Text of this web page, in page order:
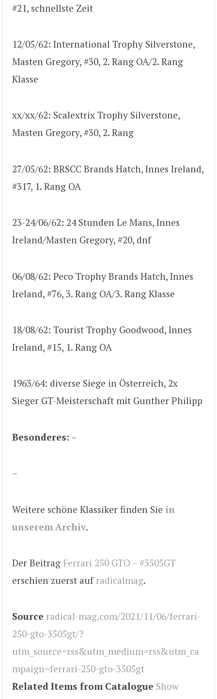
#21, schnellste Zeit
12/05/62: International Trophy Silverstone,
Masten Gregory, #30, 2. Rang OA/2. Rang
Klasse
xx/xx/62: Scalextrix Trophy Silverstone,
Masten Gregory, #30, 2. Rang
27/05/62: BRSCC Brands Hatch, Innes Ireland,
#317, 1. Rang OA
23-24/06/62: 24 Stunden Le Mans, Innes
Ireland/Masten Gregory, #20, dnf
06/08/62: Peco Trophy Brands Hatch, Innes
Ireland, #76, 3. Rang OA/3. Rang Klasse
18/08/62: Tourist Trophy Goodwood, Innes
Ireland, #15, 1. Rang OA
1963/64: diverse Siege in Österreich, 2x
Sieger GT-Meisterschaft mit Gunther Philipp
Besonderes: –
–
Weitere schöne Klassiker finden Sie in
unserem Archiv.
Der Beitrag Ferrari 250 GTO – #3505GT
erschien zuerst auf radicalmag.
Source radical-mag.com/2021/11/06/ferrari-
250-gto-3505gt/?
utm_source=rss&utm_medium=rss&utm_ca
mpaign=ferrari-250-gto-3505gt
Related Items from Catalogue Show